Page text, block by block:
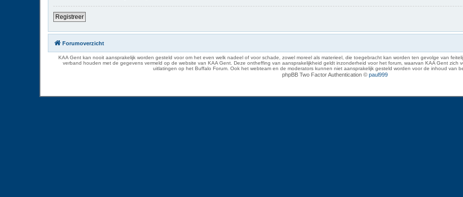
Registreer
Forumoverzicht
KAA Gent kan nooit aansprakelijk worden gesteld voor om het even welk nadeel of voor schade, zowel moreel als materieel, die toegebracht kan worden ten gevolge van
verband houden met de gegevens vermeld op de website van KAA Gent. Deze ontheffing van aansprakelijkheid geldt inzonderheid voor het forum, waarvan KAA Gent zich
uitlatingen op het Buffalo Forum. Ook het webteam en de moderators kunnen niet aansprakelijk gesteld worden voor de inhoud van
phpBB Two Factor Authentication © paul999